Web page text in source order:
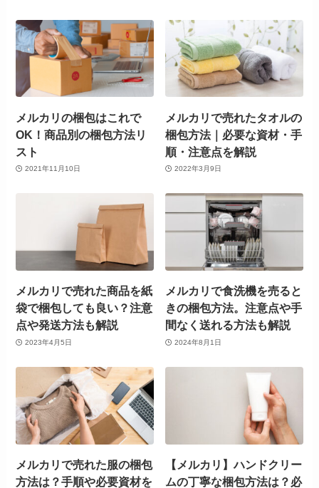
メルカリの梱包はこれで
OK！商品別の梱包方法リ
スト
2021年11月10日
メルカリで売れたタオルの
梱包方法｜必要な資材・手
順・注意点を解説
2022年3月9日
メルカリで売れた商品を紙
袋で梱包しても良い？注意
点や発送方法も解説
2023年4月5日
メルカリで食洗機を売ると
きの梱包方法。注意点や手
間なく送れる方法も解説
2024年8月1日
メルカリで売れた服の梱包
方法は？手順や必要資材を
【メルカリ】ハンドクリー
ムの丁寧な梱包方法は？必